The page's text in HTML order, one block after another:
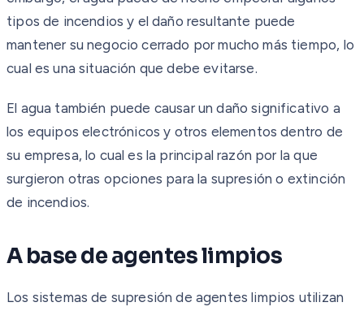
tipos de incendios y el daño resultante puede
mantener su negocio cerrado por mucho más tiempo, lo
cual es una situación que debe evitarse.
El agua también puede causar un daño significativo a
los equipos electrónicos y otros elementos dentro de
su empresa, lo cual es la principal razón por la que
surgieron otras opciones para la supresión o extinción
de incendios.
A base de agentes limpios
Los sistemas de supresión de agentes limpios utilizan